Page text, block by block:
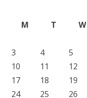
M
T W
3
4 5
10
11 12
17
18 19
24
25 26